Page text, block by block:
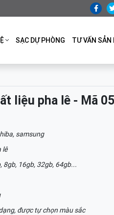
SẠC DỰ PHÒNG TƯ VẤN SẢN
liệu pha lê - Mã 05
samsung
lê
8gb, 16gb, 32gb, 64gb...
được tự chọn màu sắc